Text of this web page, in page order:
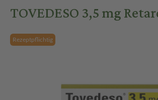
TOVEDESO 3,5 mg
Rezeptpflichtig